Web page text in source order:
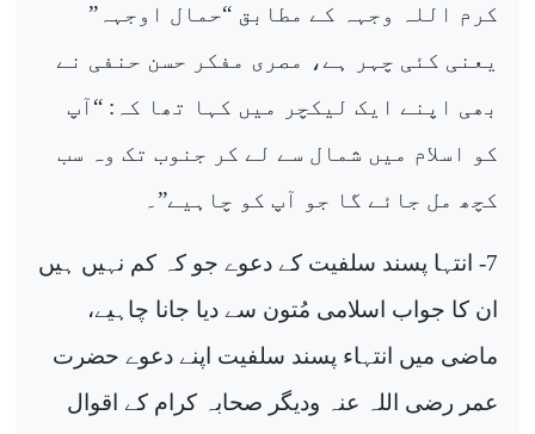
کرم اللہ وجہہ کے مطابق “حمال اوجہہ”
یعنی کئی چہر ہے، مصری مفکر حسن حنفی نے
بھی اپنے ایک لیکچر میں کہا تھا کہ: “آپ
کو اسلام میں شمال سے لے کر جنوب تک وہ سب
کچھ مل جائے گا جو آپ کو چاہیے”۔
7- انتہا پسند سلفیت کے دعوے جو کہ کم نہیں ہیں
ان کا جواب اسلامی مُتون سے دیا جانا چاہیے،
ماضی میں انتہاء پسند سلفیت اپنے دعوے حضرت
عمر رضی اللہ عنہ ودیگر صحابہ کرام کے اقوال